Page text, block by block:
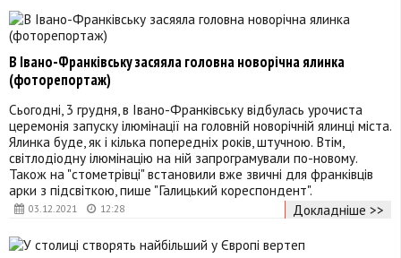
03.12.2021 12:28
В Івано-Франківську засяяла головна новорічна ялинка
(фоторепортаж)
Сьогодні, 3 грудня, в Івано-Франківську відбулась урочиста
церемонія запуску ілюмінації на головній новорічній ялинці міста.
Ялинка буде, як і кілька попередніх років, штучною. Втім,
світлодіодну ілюмінацію на ній запрограмували по-новому.
Також на "стометрівці" встановили вже звичні для франківців
арки з підсвіткою, пише "Галицький кореспондент".
Докладніше >>